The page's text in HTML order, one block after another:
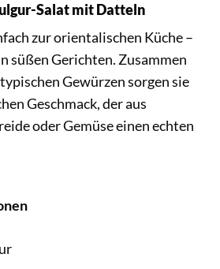
Salat mit Datteln
zur orientalischen Küche –
süßen Gerichten. Zusammen
Gewürzen sorgen sie
Geschmack, der aus
oder Gemüse einen echten